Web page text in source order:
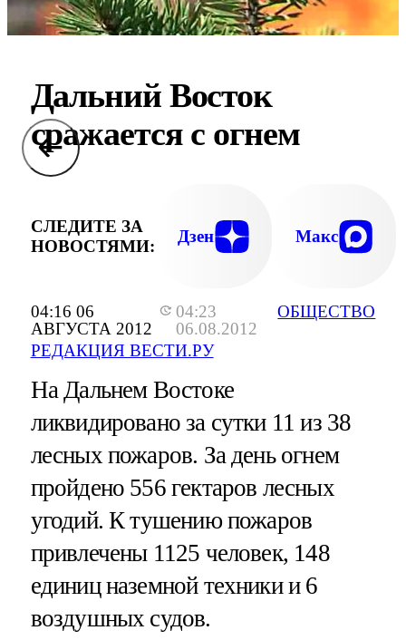
04:16 06
АВГУСТА 2012
04:23
06.08.2012
РЕДАКЦИЯ ВЕСТИ.РУ
ОБЩЕСТВО
Дальний Восток
сражается с огнем
СЛЕДИТЕ ЗА
НОВОСТЯМИ:
Дзен Макс
На Дальнем Востоке
ликвидировано за сутки 11 из 38
лесных пожаров. За день огнем
пройдено 556 гектаров лесных
угодий. К тушению пожаров
привлечены 1125 человек, 148
единиц наземной техники и 6
воздушных судов.